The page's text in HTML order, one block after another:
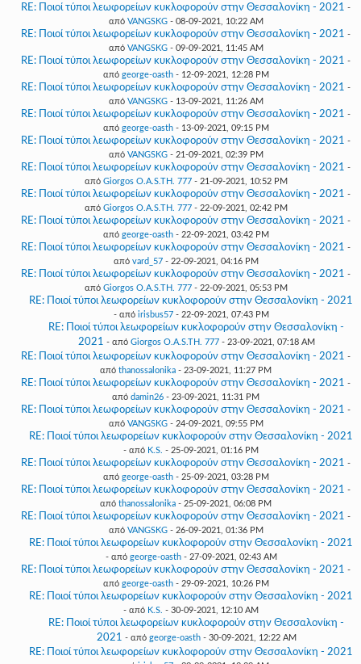
RE: Ποιοί τύποι λεωφορείων κυκλοφορούν στην Θεσσαλονίκη - 2021 -
από VANGSKG- 08-09-2021, 10:22 AM
RE: Ποιοί τύποι λεωφορείων κυκλοφορούν στην Θεσσαλονίκη - 2021 -
από VANGSKG- 09-09-2021, 11:45 AM
RE: Ποιοί τύποι λεωφορείων κυκλοφορούν στην Θεσσαλονίκη - 2021 -
από george-oasth- 12-09-2021, 12:28 PM
RE: Ποιοί τύποι λεωφορείων κυκλοφορούν στην Θεσσαλονίκη - 2021 -
από VANGSKG- 13-09-2021, 11:26 AM
RE: Ποιοί τύποι λεωφορείων κυκλοφορούν στην Θεσσαλονίκη - 2021 -
από george-oasth- 13-09-2021, 09:15 PM
RE: Ποιοί τύποι λεωφορείων κυκλοφορούν στην Θεσσαλονίκη - 2021 -
από VANGSKG- 21-09-2021, 02:39 PM
RE: Ποιοί τύποι λεωφορείων κυκλοφορούν στην Θεσσαλονίκη - 2021 -
από Giorgos O.A.S.TH. 777- 21-09-2021, 10:52 PM
RE: Ποιοί τύποι λεωφορείων κυκλοφορούν στην Θεσσαλονίκη - 2021 -
από Giorgos O.A.S.TH. 777- 22-09-2021, 02:42 PM
RE: Ποιοί τύποι λεωφορείων κυκλοφορούν στην Θεσσαλονίκη - 2021 -
από george-oasth- 22-09-2021, 03:42 PM
RE: Ποιοί τύποι λεωφορείων κυκλοφορούν στην Θεσσαλονίκη - 2021 -
από vard_57- 22-09-2021, 04:16 PM
RE: Ποιοί τύποι λεωφορείων κυκλοφορούν στην Θεσσαλονίκη - 2021 -
από Giorgos O.A.S.TH. 777- 22-09-2021, 05:53 PM
RE: Ποιοί τύποι λεωφορείων κυκλοφορούν στην Θεσσαλονίκη - 2021
- από irisbus57- 22-09-2021, 07:43 PM
RE: Ποιοί τύποι λεωφορείων κυκλοφορούν στην Θεσσαλονίκη -
2021 - από Giorgos O.A.S.TH. 777- 23-09-2021, 07:18 AM
RE: Ποιοί τύποι λεωφορείων κυκλοφορούν στην Θεσσαλονίκη - 2021 -
από thanossalonika - 23-09-2021, 11:27 PM
RE: Ποιοί τύποι λεωφορείων κυκλοφορούν στην Θεσσαλονίκη - 2021 -
από damin26 - 23-09-2021, 11:31 PM
RE: Ποιοί τύποι λεωφορείων κυκλοφορούν στην Θεσσαλονίκη - 2021 -
από VANGSKG- 24-09-2021, 09:55 PM
RE: Ποιοί τύποι λεωφορείων κυκλοφορούν στην Θεσσαλονίκη - 2021
- από K.S. - 25-09-2021, 01:16 PM
RE: Ποιοί τύποι λεωφορείων κυκλοφορούν στην Θεσσαλονίκη - 2021 -
από george-oasth- 25-09-2021, 03:28 PM
RE: Ποιοί τύποι λεωφορείων κυκλοφορούν στην Θεσσαλονίκη - 2021 -
από thanossalonika - 25-09-2021, 06:08 PM
RE: Ποιοί τύποι λεωφορείων κυκλοφορούν στην Θεσσαλονίκη - 2021 -
από VANGSKG- 26-09-2021, 01:36 PM
RE: Ποιοί τύποι λεωφορείων κυκλοφορούν στην Θεσσαλονίκη - 2021
- από george-oasth- 27-09-2021, 02:43 AM
RE: Ποιοί τύποι λεωφορείων κυκλοφορούν στην Θεσσαλονίκη - 2021 -
από george-oasth- 29-09-2021, 10:26 PM
RE: Ποιοί τύποι λεωφορείων κυκλοφορούν στην Θεσσαλονίκη - 2021
- από K.S. - 30-09-2021, 12:10 AM
RE: Ποιοί τύποι λεωφορείων κυκλοφορούν στην Θεσσαλονίκη -
2021 - από george-oasth- 30-09-2021, 12:22 AM
RE: Ποιοί τύποι λεωφορείων κυκλοφορούν στην Θεσσαλονίκη - 2021